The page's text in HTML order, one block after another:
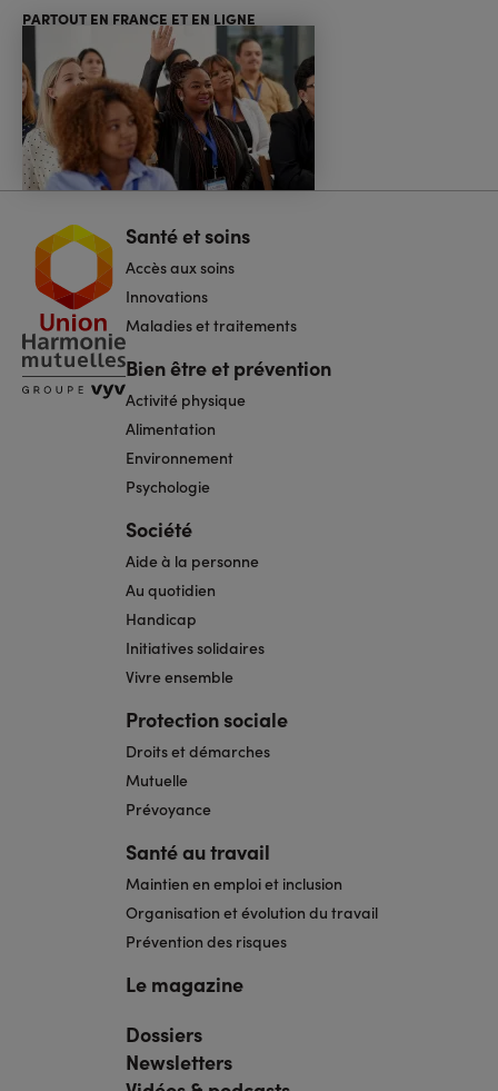
PARTOUT EN FRANCE ET EN LIGNE
Navigation
pied
de
page
Santé et soins
Accès aux soins
Innovations
Maladies et traitements
Bien être et prévention
Activité physique
Alimentation
Environnement
Psychologie
Société
Aide à la personne
Au quotidien
Handicap
Initiatives solidaires
Vivre ensemble
Protection sociale
Droits et démarches
Mutuelle
Prévoyance
Santé au travail
Maintien en emploi et inclusion
Organisation et évolution du travail
Prévention des risques
Le magazine
Navigation
pied
de
page
Dossiers
Newsletters